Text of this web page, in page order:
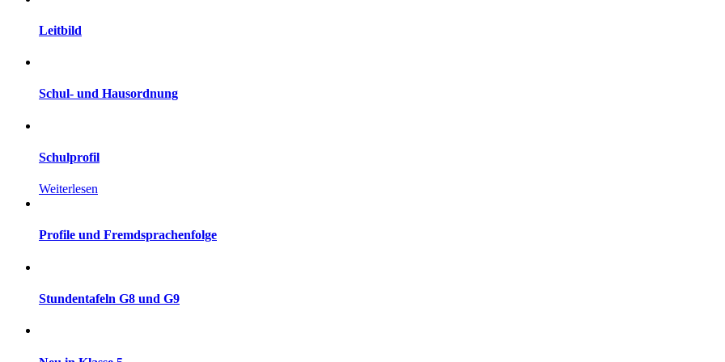
Leitbild
Schul- und Hausordnung
Schulprofil
Weiterlesen
Profile und Fremdsprachenfolge
Stundentafeln G8 und G9